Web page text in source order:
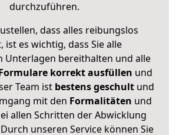
durchzuführen.
dass alles reibungslos
ist es wichtig, dass Sie alle
Unterlagen bereithalten und alle
korrekt ausfüllen und
Team ist bestens geschult und
mit den Formalitäten und
allen Schritten der Abwicklung
unseren Service können Sie